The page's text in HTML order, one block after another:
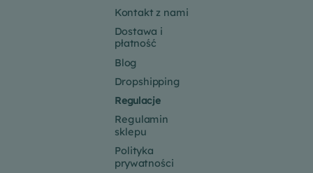
Kontakt z nami
Dostawa i
płatność
Blog
Dropshipping
Regulacje
Regulamin
sklepu
Polityka
prywatności